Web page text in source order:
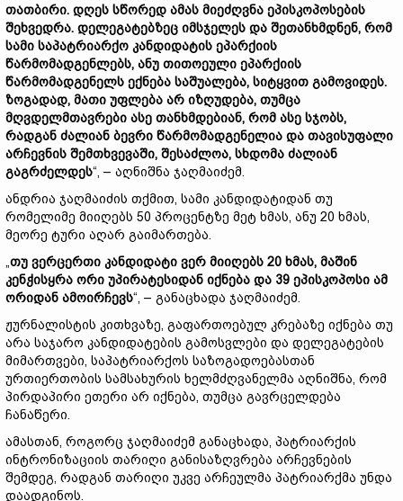
თათბირი. დღეს სწორედ ამას მიეძღვნა ეპისკოპოსების
შეხვედრა. დელეგატებზეც იმსჯელეს და შეთანხმდნენ, რომ
სამი საპატრიარქო კანდიდატის ეპარქიის
წარმომადგენლებს, ანუ თითოეული ეპარქიის
წარმომადგენელს ექნება საშუალება, სიტყვით გამოვიდეს.
ზოგადად, მათი უფლება არ იზღუდება, თუმცა
მღვდელმთავრები ასე თანხმდებიან, რომ ასე სჯობს,
რადგან ძალიან ბევრი წარმომადგენელია და თავისუფალი
არჩევნის შემთხვევაში, შესაძლოა, სხდომა ძალიან
გაგრძელდეს“, – აღნიშნა ჯაღმაიძემ.
ანდრია ჯაღმაიძის თქმით, სამი კანდიდატიდან თუ
რომელიმე მიიღებს 50 პროცენტზე მეტ ხმას, ანუ 20 ხმას,
მეორე ტური აღარ გაიმართება.
„თუ ვერცერთი კანდიდატი ვერ მიიღებს 20 ხმას, მაშინ
კენჭისყრა ორი უპირატესიდან იქნება და 39 ეპისკოპოსი ამ
ორიდან ამოირჩევს“, – განაცხადა ჯაღმაიძემ.
ჟურნალისტის კითხვაზე, გაფართოებულ კრებაზე იქნება თუ
არა საჯარო კანდიდატების გამოსვლები და დელეგატების
მიმართვები, საპატრიარქოს საზოგადოებასთან
ურთიერთობის სამსახურის ხელმძღვანელმა აღნიშნა, რომ
პირდაპირი ეთერი არ იქნება, თუმცა გავრცელდება
ჩანაწერი.
ამასთან, როგორც ჯაღმაიძემ განაცხადა, პატრიარქის
ინტრონიზაციის თარიღი განისაზღვრება არჩევნების
შემდეგ, რადგან თარიღი უკვე არჩეულმა პატრიარქმა უნდა
დაადგინოს.